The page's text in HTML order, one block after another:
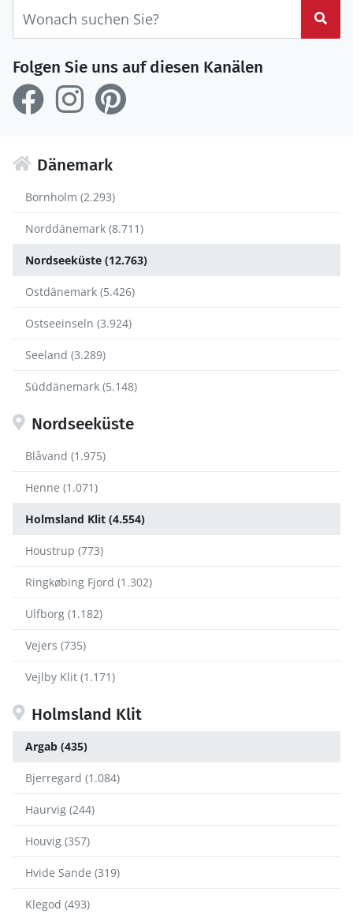
Folgen Sie uns auf diesen Kanälen
Dänemark
Bornholm (2.293)
Norddänemark (8.711)
Nordseeküste (12.763)
Ostdänemark (5.426)
Ostseeinseln (3.924)
Seeland (3.289)
Süddänemark (5.148)
Nordseeküste
Blåvand (1.975)
Henne (1.071)
Holmsland Klit (4.554)
Houstrup (773)
Ringkøbing Fjord (1.302)
Ulfborg (1.182)
Vejers (735)
Vejlby Klit (1.171)
Holmsland Klit
Argab (435)
Bjerregard (1.084)
Haurvig (244)
Houvig (357)
Hvide Sande (319)
Klegod (493)